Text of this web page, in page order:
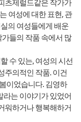
츠제럴드같은 작가가
여성에 대한 표현, 관
의 여성들에게 배운
들의 작품 속에서 많
수 있는, 여성의 시선
주의적인 작품. 이건
이었습니다. 김영하
라는 이야기가 있었어
워하거나 행복해하거